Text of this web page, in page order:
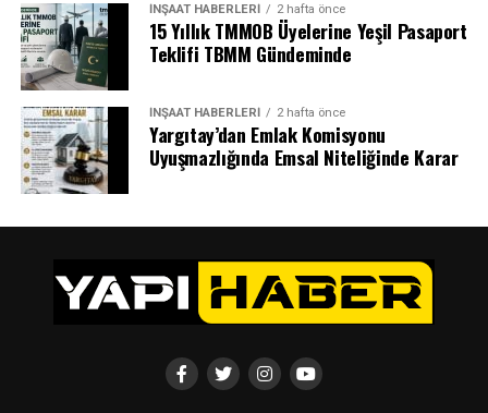
İNŞAAT HABERLERI 2 hafta önce
15 Yıllık TMMOB Üyelerine Yeşil Pasaport
Teklifi TBMM Gündeminde
İNŞAAT HABERLERI 2 hafta önce
Yargıtay’dan Emlak Komisyonu
Uyuşmazlığında Emsal Niteliğinde Karar